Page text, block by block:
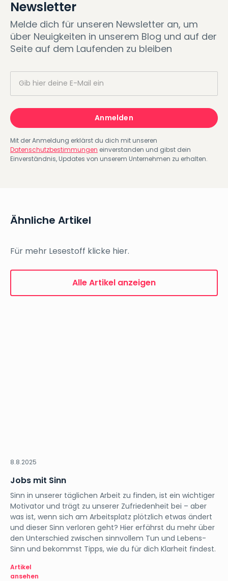
Newsletter
Melde dich für unseren Newsletter an, um
über Neuigkeiten in unserem Blog und auf der
Seite auf dem Laufenden zu bleiben
Mit der Anmeldung erklärst du dich mit unseren
Datenschutzbestimmungen einverstanden und gibst dein
Einverständnis, Updates von unserem Unternehmen zu erhalten.
Ähnliche Artikel
Für mehr Lesestoff klicke hier.
Alle Artikel anzeigen
8.8.2025
Jobs mit Sinn
Sinn in unserer täglichen Arbeit zu finden, ist ein wichtiger
Motivator und trägt zu unserer Zufriedenheit bei – aber
was ist, wenn sich am Arbeitsplatz plötzlich etwas ändert
und dieser Sinn verloren geht? Hier erfährst du mehr über
den Unterschied zwischen sinnvollem Tun und Lebens-
Sinn und bekommst Tipps, wie du für dich Klarheit findest.
Artikel
ansehen